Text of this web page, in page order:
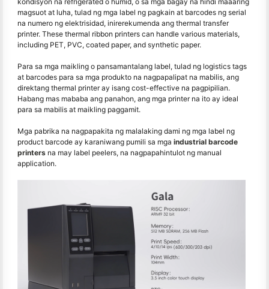
magsuot at luha, tulad ng mga label ng pagkain at barcodes ng serial
na numero ng elektrisidad, inirerekumenda ang thermal transfer
printer. These thermal ribbon printers can handle various materials,
including PET, PVC, coated paper, and synthetic paper.
Para sa mga maikling o pansamantalang label, tulad ng logistics tags
at barcodes para sa mga produkto na nagpapalipat na mabilis, ang
direktang thermal printer ay isang cost-effective na pagpipilian.
Habang mas mababa ang panahon, ang mga printer na ito ay ideal
para sa mabilis at maikling paggamit.
Mga pabrika na nagpapakita ng malalaking dami ng mga label ng
product barcode ay karaniwang pumili sa mga industrial barcode
printers na may label peelers, na nagpapahintulot ng manual
application.